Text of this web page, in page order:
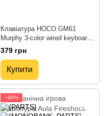
Клавіатура HOCO GM61
Murphy 3-color wired keyboard
(Ukrainian version) Star Gray
379 грн
Купити
−40%